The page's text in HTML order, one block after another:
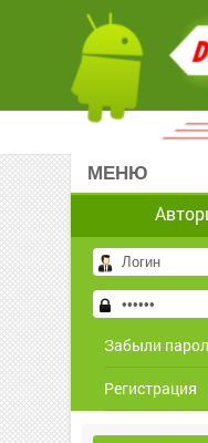
МЕНЮ
Забыли
Регистрация